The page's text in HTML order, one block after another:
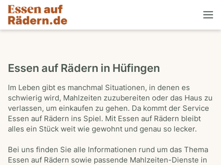
Essen auf Rädern in Hüfingen
Im Leben gibt es manchmal Situationen, in denen es
schwierig wird, Mahlzeiten zuzubereiten oder das Haus zu
verlassen, um einkaufen zu gehen. Da kommt der Service
Essen auf Rädern ins Spiel. Mit Essen auf Rädern bleibt
alles ein Stück weit wie gewohnt und genau so lecker.
Bei uns finden Sie alle Informationen rund um das Thema
Essen auf Rädern sowie passende Mahlzeiten-Dienste in